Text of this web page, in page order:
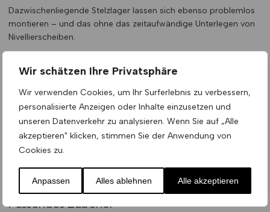
Wir schätzen Ihre Privatsphäre
Wir verwenden Cookies, um Ihr Surferlebnis zu verbessern,
personalisierte Anzeigen oder Inhalte einzusetzen und
unseren Datenverkehr zu analysieren. Wenn Sie auf „Alle
akzeptieren" klicken, stimmen Sie der Anwendung von
Cookies zu.
Anpassen Alles ablehnen Alle akzeptieren
Dazwischenliegende Stelzlager lassen sich ebenso problemlos
montieren – und das ohne das zeitaufwändige Unterlegen von
Nivellierscheiben.
demonstrieren wurde auf die dazwischenliegenden Stelzlager
verzichtet):
Passendes Zubehör